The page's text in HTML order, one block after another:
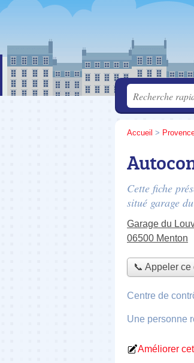
Accueil >
Cette fiche
situé garage
Garage du
06500 Menton
📞 Appeler
Centre de
Une personne
Améliorer